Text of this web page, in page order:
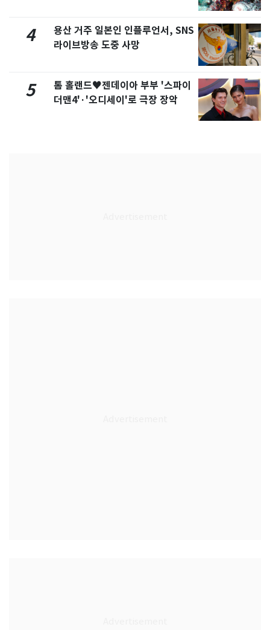
4
용산 거주 일본인 인플루언서, SNS
라이브방송 도중 사망
5
톰 홀랜드♥젠데이아 부부 '스파이
더맨4'·'오디세이'로 극장 장악